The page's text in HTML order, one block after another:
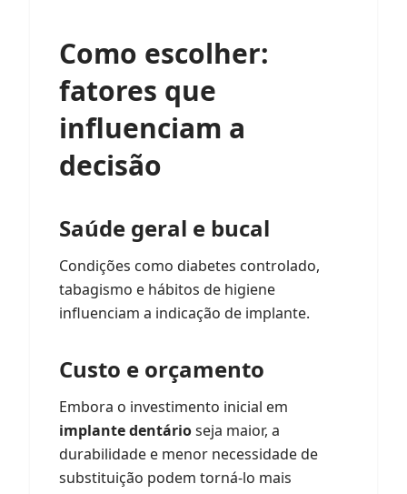
Como escolher:
fatores que
influenciam a
decisão
Saúde geral e bucal
Condições como diabetes controlado,
tabagismo e hábitos de higiene
influenciam a indicação de implante.
Custo e orçamento
Embora o investimento inicial em
implante dentárioseja maior, a
durabilidade e menor necessidade de
substituição podem torná-lo mais